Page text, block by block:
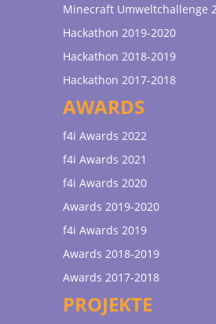
Minecraft Umweltchallenge
Hackathon 2019-2020
Hackathon 2018-2019
Hackathon 2017-2018
AWARDS
f4i Awards 2022
f4i Awards 2021
f4i Awards 2020
Awards 2019-2020
f4i Awards 2019
Awards 2018-2019
Awards 2017-2018
PROJEKTE